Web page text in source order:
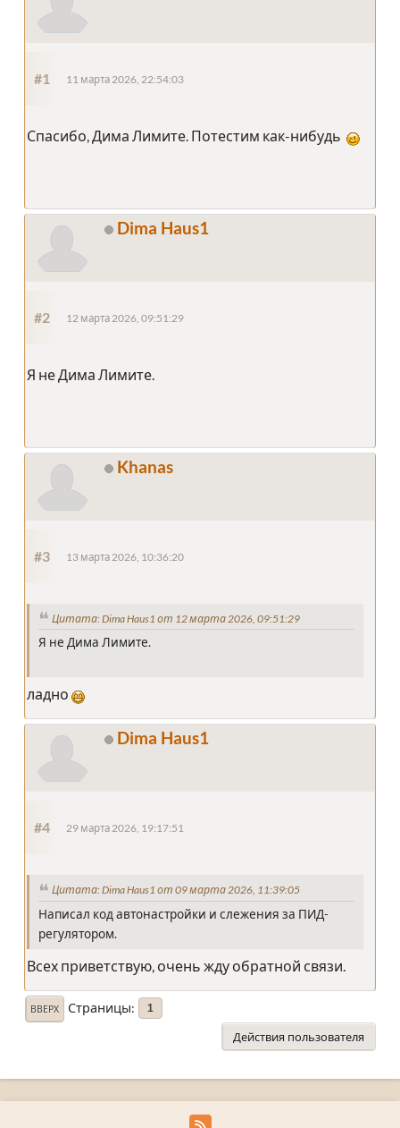
#1 11 марта 2026, 22:54:03
Спасибо, Дима Лимите. Потестим как-нибудь
Dima Haus1
#2 12 марта 2026, 09:51:29
Я не Дима Лимите.
Khanas
#3 13 марта 2026, 10:36:20
Цитата: Dima Haus1 от 12 марта 2026, 09:51:29
Я не Дима Лимите.
ладно
Dima Haus1
#4 29 марта 2026, 19:17:51
Цитата: Dima Haus1 от 09 марта 2026, 11:39:05
Написал код автонастройки и слежения за ПИД-
регулятором.
Всех приветствую, очень жду обратной связи.
ВВЕРХ Страницы 1
Действия пользователя